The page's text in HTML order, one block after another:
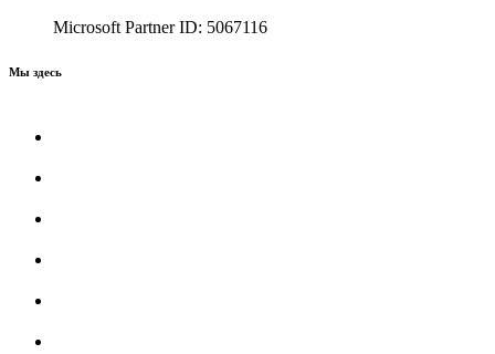
Microsoft Partner ID: 5067116
Мы здесь